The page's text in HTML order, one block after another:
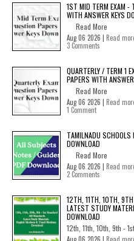
1ST MID TERM EXAM -
WITH ANSWER KEYS
Read More
Aug 06 2026 | Read
3 Comments
QUARTERLY / TERM 1
PAPERS WITH
Read More
Aug 06 2026 | Read
1 Comment
TAMILNADU
DOWNLOAD
Read More
Aug 06 2026 | Read
2 Comments
12TH, 11TH, 10TH,
LATEST STUDY
DOWNLOAD
12th, 11th, 10th, 9th -